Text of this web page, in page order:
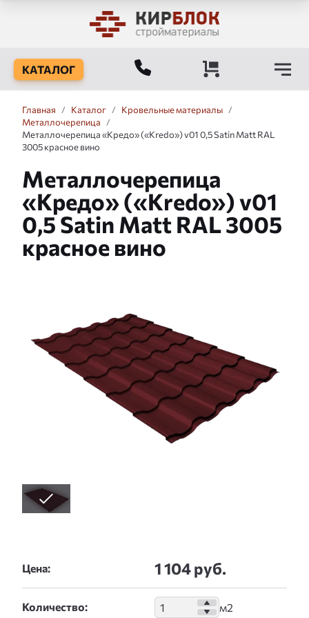
КАТАЛОГ
Главная / Каталог / Кровельные материалы /
Металлочерепица
/
Металлочерепица «Кредо» («Kredo») v01 0,5 Satin Matt RAL
3005 красное вино
Металлочерепица
«Кредо» («Kredo») v01
0,5 Satin Matt RAL 3005
красное вино
Цена: 1 104 руб.
Количество: